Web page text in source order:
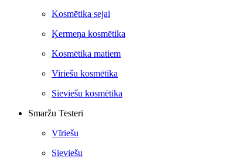
Kosmētika sejai
Ķermeņa kosmētika
Kosmētika matiem
Viriešu kosmētika
Sieviešu kosmētika
Smaržu Testeri
Vīriešu
Sieviešu